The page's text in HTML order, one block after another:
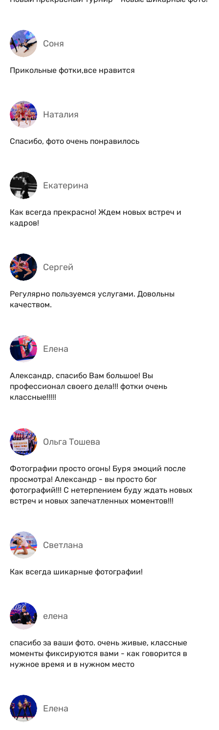
Соня
Прикольные фотки,все нравится
Наталия
Спасибо, фото очень понравилось
Екатерина
Как всегда прекрасно! Ждем новых встреч и
кадров!
Сергей
Регулярно пользуемся услугами. Довольны
качеством.
Елена
Александр, спасибо Вам большое! Вы
профессионал своего дела!!! фотки очень
классные!!!!!
Ольга Тошева
Фотографии просто огонь! Буря эмоций после
просмотра! Александр - вы просто бог
фотографий!!! С нетерпением буду ждать новых
встреч и новых запечатленных моментов!!!
Светлана
Как всегда шикарные фотографии!
елена
спасибо за ваши фото. очень живые, классные
моменты фиксируются вами - как говорится в
нужное время и в нужном место
Елена